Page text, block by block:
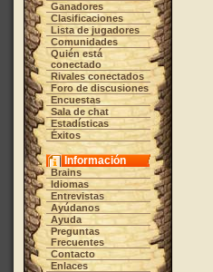
Ganadores
Clasificaciones
Lista de jugadores
Comunidades
Quién está
conectado
Rivales conectados
Foro de discusiones
Encuestas
Sala de chat
Estadísticas
Éxitos
Información
Brains
Idiomas
Entrevistas
Ayúdanos
Ayuda
Preguntas
Frecuentes
Contacto
Enlaces